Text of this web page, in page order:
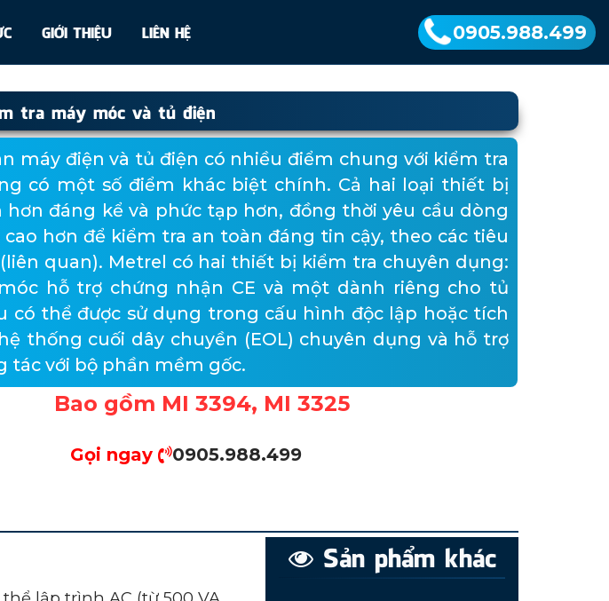
GIỚI THIỆU LIÊN HỆ 0905.988.499
tra máy móc và tủ điện
máy điện và tủ điện có nhiều điểm chung với kiểm tra
có một số điểm khác biệt chính. Cả hai loại thiết bị
hơn đáng kể và phức tạp hơn, đồng thời yêu cầu dòng
cao hơn để kiểm tra an toàn đáng tin cậy, theo các tiêu
quan). Metrel có hai thiết bị kiểm tra chuyên dụng:
hỗ trợ chứng nhận CE và một dành riêng cho tủ
có thể được sử dụng trong cấu hình độc lập hoặc tích
thống cuối dây chuyền (EOL) chuyên dụng và hỗ trợ
tác với bộ phần mềm gốc.
gồm MI 3394, MI 3325
Gọi ngay 0905.988.499
Sản phẩm khác